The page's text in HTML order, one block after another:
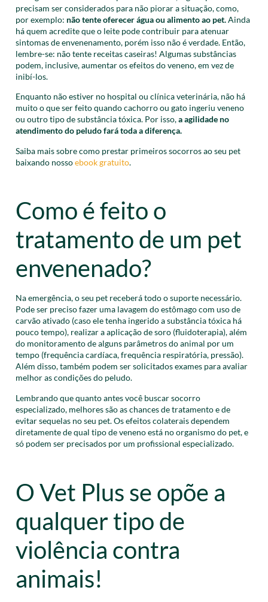
precisam ser considerados para não piorar a situação, como,
por exemplo: não tente oferecer água ou alimento ao pet.Ainda
há quem acredite que o leite pode contribuir para atenuar
sintomas de envenenamento, porém isso não é verdade. Então,
lembre-se: não tente receitas caseiras! Algumas substâncias
podem, inclusive, aumentar os efeitos do veneno, em vez de
inibí-los.
Enquanto não estiver no hospital ou clínica veterinária, não há
muito o que ser feito quando cachorro ou gato ingeriu veneno
ou outro tipo de substância tóxica. Por isso,a agilidade no
atendimento do peludo fará toda a diferença.
Saiba mais sobre como prestar primeiros socorros ao seu pet
baixando nossoebook gratuito.
Como é feito o
tratamento de um pet
envenenado?
Na emergência, o seu pet receberá todo o suporte necessário.
Pode ser preciso fazer uma lavagem do estômago com uso de
carvão ativado (caso ele tenha ingerido a substância tóxica há
pouco tempo), realizar a aplicação de soro (fluidoterapia), além
do monitoramento de alguns parâmetros do animal por um
tempo (frequência cardíaca, frequência respiratória, pressão).
Além disso, também podem ser solicitados exames para avaliar
melhor as condições do peludo.
Lembrando que quanto antes você buscar socorro
especializado, melhores são as chances de tratamento e de
evitar sequelas no seu pet. Os efeitos colaterais dependem
diretamente de qual tipo de veneno está no organismo do pet, e
só podem ser precisados por um profissional especializado.
O Vet Plus se opõe a
qualquer tipo de
violência contra
animais!